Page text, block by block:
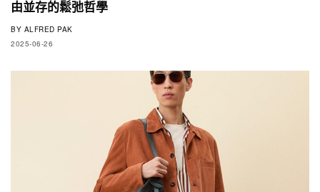
由並存的鬆弛哲學
BY ALFRED PAK
2025-06-26